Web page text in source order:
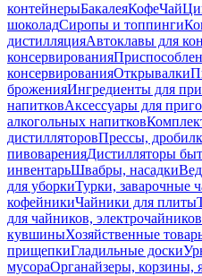
контейнерыБакалеяКофеЧай
шоколадСиропы и топпинги
дистилляцияАвтоклавы для
консервирования
консервированияОткрывалки
броженияИнгредиенты для
напитковАксессуары для
алкогольных напитков
дистилляторовПрессы,
пивоваренияДистилляторы
инвентарьШвабры, насадки
для уборкиТурки, заварочные
кофейникиЧайники для плиты
для чайников, электрочайников
кувшиныХозяйственные
прищепкиГладильные доски
мусораОрганайзеры, корзины,